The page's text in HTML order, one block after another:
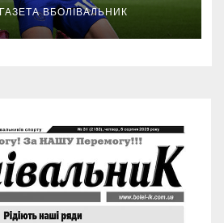
ГАЗЕТА ВБОЛІВАЛЬНИК